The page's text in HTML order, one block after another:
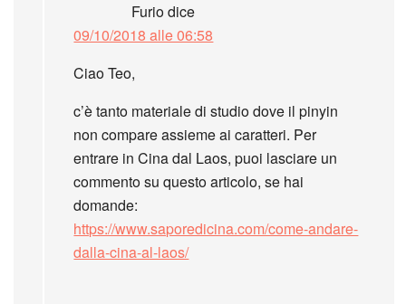
Furiodice
09/10/2018 alle 06:58
Ciao Teo,
c’è tanto materiale di studio dove il pinyin
non compare assieme ai caratteri. Per
entrare in Cina dal Laos, puoi lasciare un
commento su questo articolo, se hai
domande:
https://www.saporedicina.com/come-andare-
dalla-cina-al-laos/